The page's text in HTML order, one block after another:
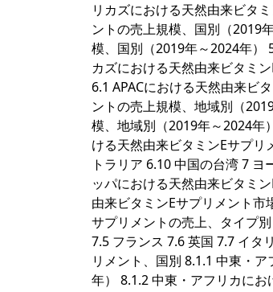
リカズにおける天然由来ビタ
ントの売上規模、国別（2019
模、国別（2019年～2024年）
カズにおける天然由来ビタミ
6.1 APACにおける天然由来ビ
ントの売上規模、地域別（
模、地域別（2019年～2024年
ける天然由来ビタミンEサプリ
トラリア 6.10 中国の台湾 7
ッパにおける天然由来ビタミ
由来ビタミンEサプリメント
サプリメントの売上、タイプ
7.5 フランス 7.6 英国 7.7 イタ
リメント、国別 8.1.1 中東・
年） 8.1.2 中東・アフリカに